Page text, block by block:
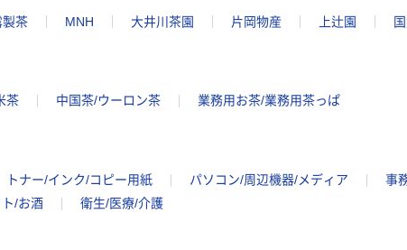
製茶 MNH 大井川茶園 片岡物産 上辻園
茶 中国茶/ウーロン茶 業務用お茶/業務用茶っぱ
トナー/インク/コピー用紙 パソコン/周辺機器/メディア 事
/お酒 衛生/医療/介護